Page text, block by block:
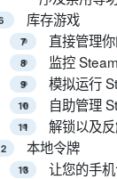
库存游戏
直接管理
监控
模拟运行
自助管理
解锁以及
本地令牌
让您的手